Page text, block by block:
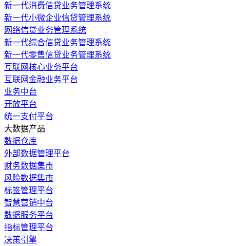
新一代消费信贷业务管理系统
新一代小微企业信贷管理系统
网络信贷业务管理系统
新一代综合信贷业务管理系统
新一代零售信贷业务管理系统
互联网核心业务平台
互联网金融业务平台
业务中台
开放平台
统一支付平台
大数据产品
数据仓库
外部数据管理平台
财务数据集市
风险数据集市
标签管理平台
智慧营销中台
数据服务平台
指标管理平台
决策引擎